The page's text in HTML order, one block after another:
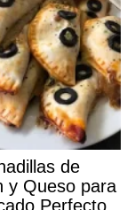
de
y Queso para
Perfecto